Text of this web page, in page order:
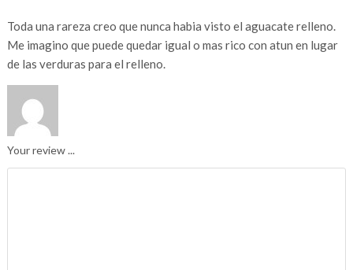
Toda una rareza creo que nunca habia visto el aguacate relleno.
Me imagino que puede quedar igual o mas rico con atun en lugar
de las verduras para el relleno.
Your review ...